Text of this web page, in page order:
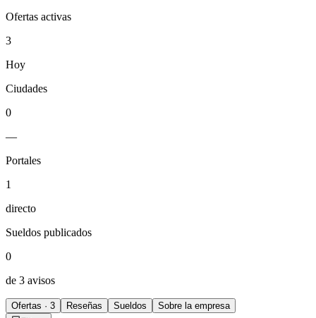
Ofertas activas
3
Hoy
Ciudades
0
—
Portales
1
directo
Sueldos publicados
0
de 3 avisos
Ofertas · 3 Reseñas Sueldos
Sobre la empresa